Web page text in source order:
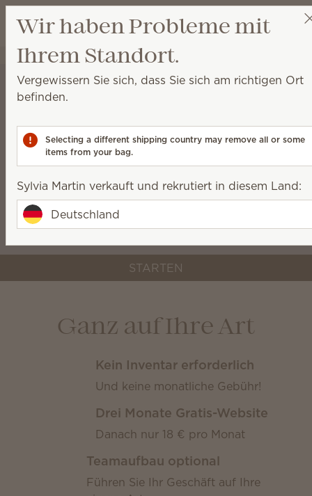
Sylvia Martin
Verwandeln Sie das, was Sie
lieben, in Ihre Zukunft
Decken Sie sich mit genau den Dingen ein, die Sie
beginnen (bereits ab 9 €) – plus, die Prämien und
die Unterstützung, die Sie auf Ihrem Weg
STARTEN
Ganz auf Ihre Art
Kein Inventar erforderlich
Und keine monatliche Gebühr!
Drei Monate Gratis-Website
Danach nur 18 € pro Monat
Teamaufbau optional
Führen Sie Ihr Geschäft auf Ihre
Wir haben Probleme mit
Ihrem Standort.
Vergewissern Sie sich, dass Sie sich am richtigen Ort
befinden.
Selecting a different shipping country may remove all or some
items from your bag.
Sylvia Martin verkauft und rekrutiert in diesem Land:
Deutschland